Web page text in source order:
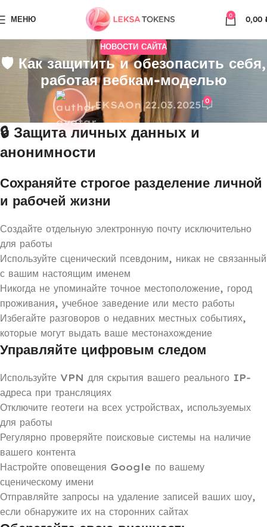
МЕНЮ 0 0,00
НОВОСТИ САЙТА
🛡️ Как защитить и обезопасить себя,
работая вебкам-моделью
LEKSAOn 22.03.2025 0
🔒 Защита личных данных и
анонимности
Сохраняйте строгое разделение личной
и рабочей жизни
Создайте отдельную электронную почту исключительно
для работы
Используйте сценический псевдоним, никак не связанный
с вашим настоящим именем
Никогда не упоминайте точное местоположение, город
проживания, учебное заведение или место работы
Избегайте разговоров о недавних местных событиях,
которые могут выдать ваше местонахождение
Управляйте цифровым следом
Используйте VPN для скрытия вашего реального IP-
адреса при трансляциях
Отключите геотеги на всех устройствах, используемых
для работы
Регулярно проверяйте поисковые системы на наличие
вашего контента
Настройте оповещения Google по вашему
сценическому имени
Отправляйте запросы на удаление записей ваших шоу,
если обнаружите их на сторонних сайтах